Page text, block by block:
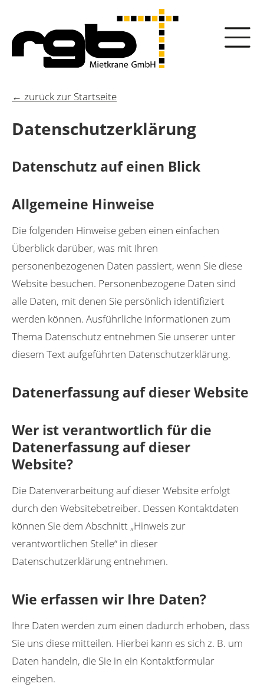
wechseln
← zurück zur Startseite
Datenschutz­erklärung
Datenschutz auf einen Blick
Allgemeine Hinweise
Die folgenden Hinweise geben einen einfachen
Überblick darüber, was mit Ihren
personenbezogenen Daten passiert, wenn Sie diese
Website besuchen. Personenbezogene Daten sind
alle Daten, mit denen Sie persönlich identifiziert
werden können. Ausführliche Informationen zum
Thema Datenschutz entnehmen Sie unserer unter
diesem Text aufgeführten Datenschutzerklärung.
Datenerfassung auf dieser Website
Wer ist verantwortlich für die
Datenerfassung auf dieser
Website?
Die Datenverarbeitung auf dieser Website erfolgt
durch den Websitebetreiber. Dessen Kontaktdaten
können Sie dem Abschnitt „Hinweis zur
verantwortlichen Stelle“ in dieser
Datenschutzerklärung entnehmen.
Wie erfassen wir Ihre Daten?
Ihre Daten werden zum einen dadurch erhoben, dass
Sie uns diese mitteilen. Hierbei kann es sich z. B. um
Daten handeln, die Sie in ein Kontaktformular
eingeben.